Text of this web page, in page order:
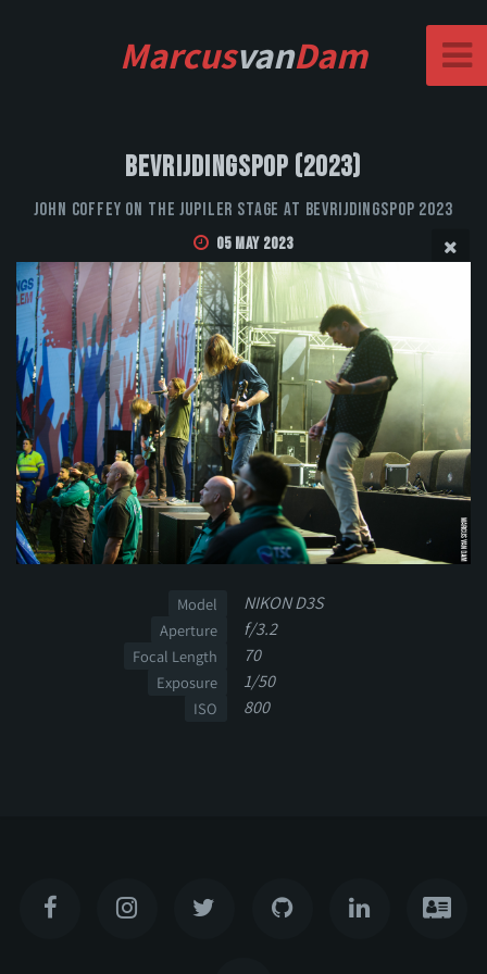
MarcusvanDam
Bevrijdingspop (2023)
John Coffey on the Jupiler stage at Bevrijdingspop 2023
05 May 2023
Model NIKON D3S
Aperture f/3.2
Focal Length 70
Exposure 1/50
ISO 800